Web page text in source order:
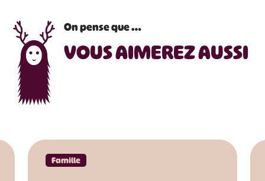
On pense que …
VOUS AIMEREZ AUSSI
Famille